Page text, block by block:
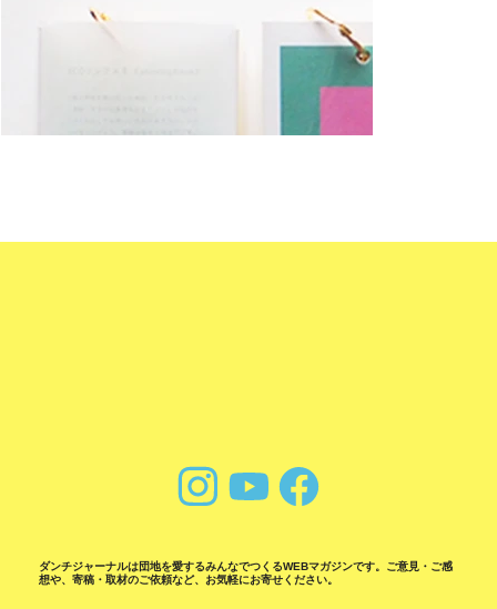
ダンチジャーナルは団地を愛するみんなでつくるWEBマガジンです。ご意見・ご感
想や、寄稿・取材のご依頼など、お気軽にお寄せください。